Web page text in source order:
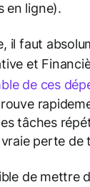
en ligne).
il faut
et
de ces
tâches
perte de
de mettre